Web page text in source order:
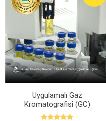
Uygulamalı Gaz
Kromatografisi (GC)
Uzmanlık Eğitimi (Yüz Yüze